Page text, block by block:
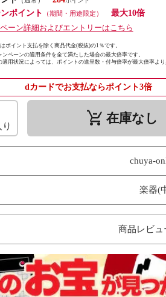
ポイント
（期間・用途限定）
最大10倍
ーン詳細およびエントリーはこちら
ポイント支払を除く商品代金(税抜)の1％です。
ンペーンの適用条件を全て満たした場合の最大倍率です。
適用状況によっては、ポイントの進呈数・付与倍率が最大倍率よ
dカードでお支払ならポイント3倍
remove_shopping_cart 在庫なし
chuya-
楽器(
商品レビュ